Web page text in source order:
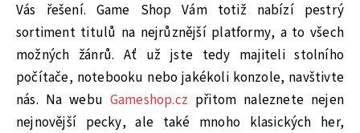
Vás řešení. Game Shop Vám totiž nabízí pestrý
sortiment titulů na nejrůznější platformy, a to všech
možných žánrů. Ať už jste tedy majiteli stolního
počítače, notebooku nebo jakékoli konzole, navštivte
nás. Na webu Gameshop.cz přitom naleznete nejen
nejnovější pecky, ale také mnoho klasických her,